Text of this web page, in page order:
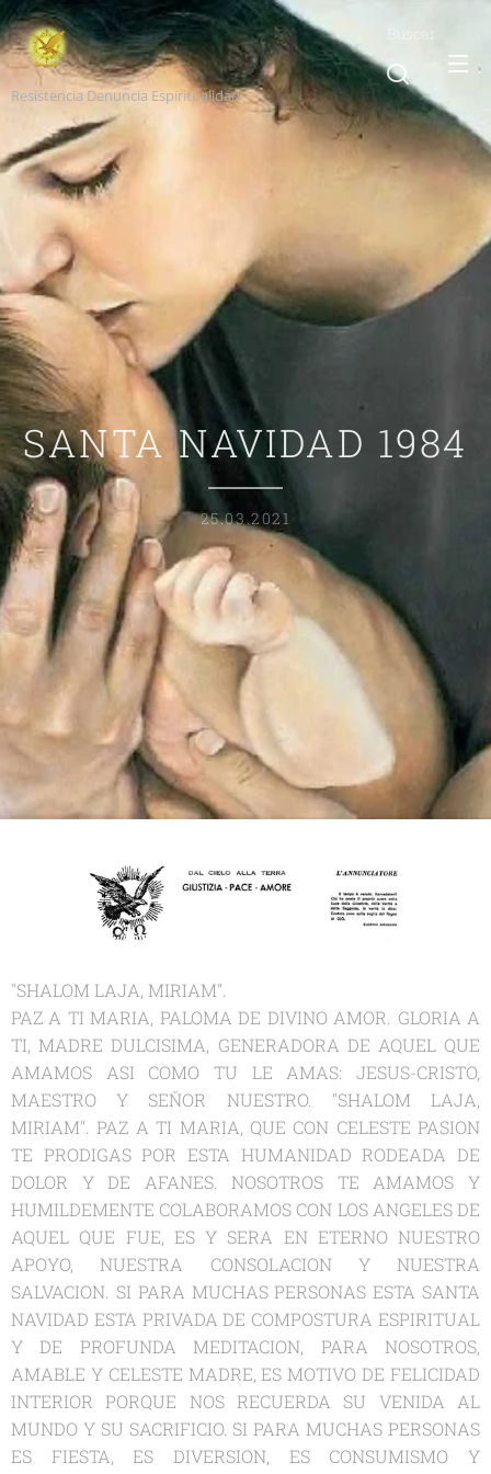
Resistencia Denuncia Espiritualidad
SANTA NAVIDAD 1984
25.03.2021
"SHALOM LAJA, MIRIAM".
PAZ A TI MARIA, PALOMA DE DIVINO AMOR. GLORIA A
TI, MADRE DULCISIMA, GENERADORA DE AQUEL QUE
AMAMOS ASI COMO TU LE AMAS: JESUS-CRISTO,
MAESTRO Y SEŇOR NUESTRO. "SHALOM LAJA,
MIRIAM". PAZ A TI MARIA, QUE CON CELESTE PASION
TE PRODIGAS POR ESTA HUMANIDAD RODEADA DE
DOLOR Y DE AFANES. NOSOTROS TE AMAMOS Y
HUMILDEMENTE COLABORAMOS CON LOS ANGELES DE
AQUEL QUE FUE, ES Y SERA EN ETERNO NUESTRO
APOYO, NUESTRA CONSOLACION Y NUESTRA
SALVACION. SI PARA MUCHAS PERSONAS ESTA SANTA
NAVIDAD ESTA PRIVADA DE COMPOSTURA ESPIRITUAL
Y DE PROFUNDA MEDITACION, PARA NOSOTROS,
AMABLE Y CELESTE MADRE, ES MOTIVO DE FELICIDAD
INTERIOR PORQUE NOS RECUERDA SU VENIDA AL
MUNDO Y SU SACRIFICIO. SI PARA MUCHAS PERSONAS
ES FIESTA, ES DIVERSION, ES CONSUMISMO Y